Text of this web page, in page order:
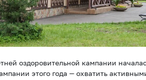
оздоровительной кампании
этого года — охватить